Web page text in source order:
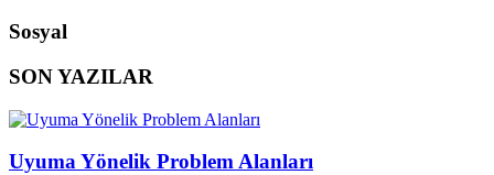
Sosyal
SON YAZILAR
Uyuma Yönelik Problem Alanları